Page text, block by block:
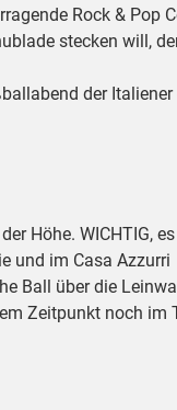
Rock & Pop
stecken will,
der Italiener
Höhe. WICHTIG,
und im Casa Azzurri
Ball über die
Zeitpunkt noch im